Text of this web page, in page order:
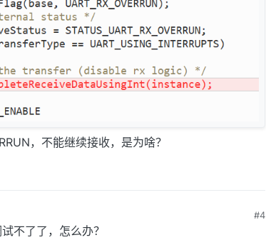
，不能继续接收，是为啥？
#4
不了了，怎么办？